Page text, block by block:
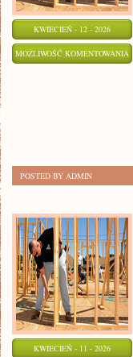
KWIECIEŃ - 12 - 2026
MOŻLIWOŚĆ KOMENTOWANIA
POSTED BY ADMIN
KWIECIEŃ - 11 - 2026